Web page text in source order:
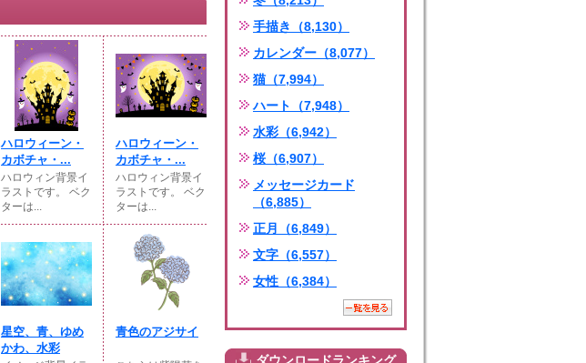
ハロウィーン・
カボチャ・...
ハロウィン背景イ
ラストです。 ベク
ターは...
ハロウィーン・
カボチャ・...
ハロウィン背景イ
ラストです。 ベク
ターは...
星空、青、ゆめ
かわ、水彩
青色のアジサイ
手描き（8,130）
カレンダー（8,077）
猫（7,994）
ハート（7,948）
水彩（6,942）
桜（6,907）
メッセージカード
（6,885）
正月（6,849）
文字（6,557）
女性（6,384）